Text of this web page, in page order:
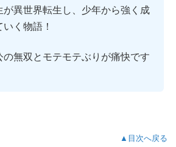
が異世界転生し、少年から強く成
く物語！
の無双とモテモテぶりが痛快です
▲目次へ戻る